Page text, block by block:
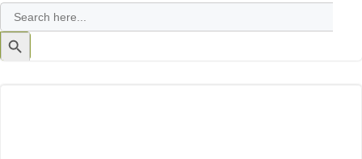
Search
for:
Search
Button